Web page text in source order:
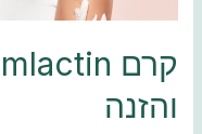
והזנה